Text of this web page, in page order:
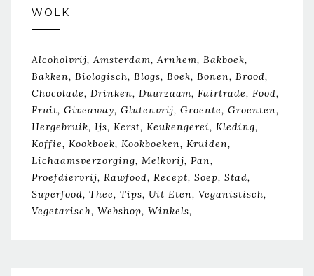
WOLK
Alcoholvrij Amsterdam Arnhem Bakboek
Bakken Biologisch Blogs Boek Bonen Brood
Chocolade
Drinken Duurzaam Fairtrade
Food
Fruit Giveaway Glutenvrij Groente
Groenten
Hergebruik Ijs Kerst Keukengerei Kleding
Koffie
Kookboek Kookboeken Kruiden
Lichaamsverzorging Melkvrij Pan
Proefdiervrij Rawfood Recept Soep Stad
Superfood Thee Tips Uit Eten Veganistisch
Vegetarisch Webshop Winkels